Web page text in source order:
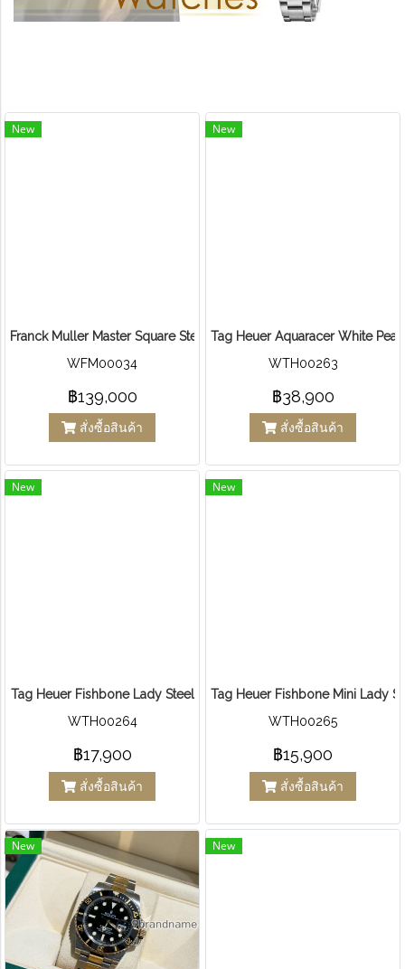
New
Franck Muller Master Square Steel Diamond After
WFM00034
฿139,000
สั่งซื้อสินค้า
New
Tag Heuer Aquaracer White
WTH00263
฿38,900
สั่งซื้อสินค้า
New
Tag Heuer Fishbone Lady Steel
WTH00264
฿17,900
สั่งซื้อสินค้า
New
Tag Heuer Fishbone Mini Lady
WTH00265
฿15,900
สั่งซื้อสินค้า
New New